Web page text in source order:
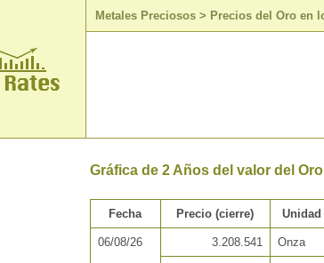
Metales Preciosos > Precios del Oro en
Gráfica de 2 Años del valor del
Fecha Precio (cierre) Unidad
06/08/26 3.208.541 Onza